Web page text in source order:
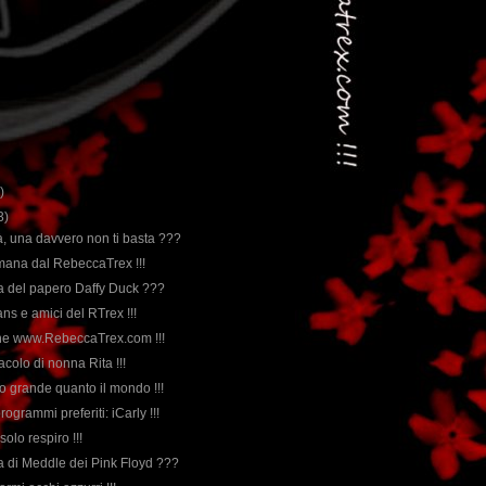
una davvero non ti basta ???
dal RebeccaTrex !!!
del papero Daffy Duck ???
e amici del RTrex !!!
www.RebeccaTrex.com !!!
di nonna Rita !!!
grande quanto il mondo !!!
preferiti: iCarly !!!
respiro !!!
di Meddle dei Pink Floyd ???